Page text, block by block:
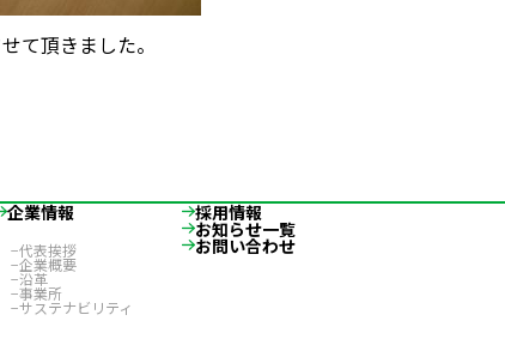
て頂きました。
企業情報
代表挨拶
企業概要
沿革
事業所
サステナビリティ
採用情報
お知らせ一覧
お問い合わせ